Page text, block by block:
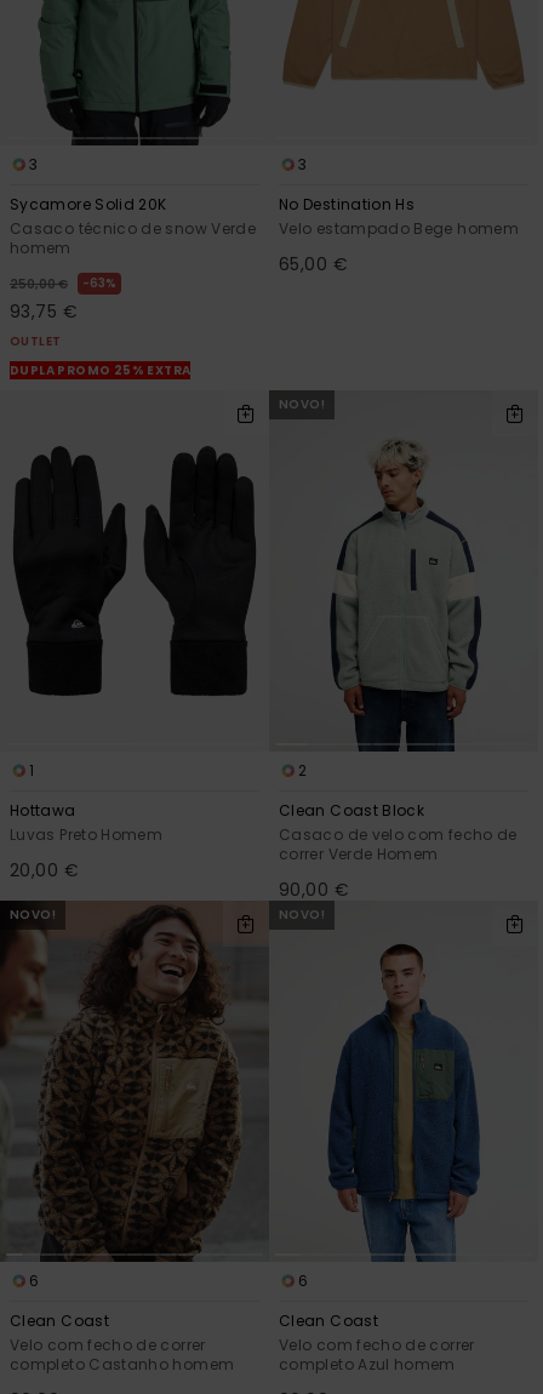
3
Sycamore Solid 20K
Casaco técnico de snow Verde
homem
250,00 € 63%
93,75 €
OUTLET
DUPLA PROMO 25% EXTRA
3
No Destination Hs
Velo estampado Bege homem
65,00 €
1
Hottawa
Luvas Preto Homem
20,00 €
NOVO!
2
Clean Coast Block
Casaco de velo com fecho de
correr Verde Homem
90,00 €
NOVO!
6
Clean Coast
Velo com fecho de correr
completo Castanho homem
NOVO!
6
Clean Coast
Velo com fecho de correr
completo Azul homem